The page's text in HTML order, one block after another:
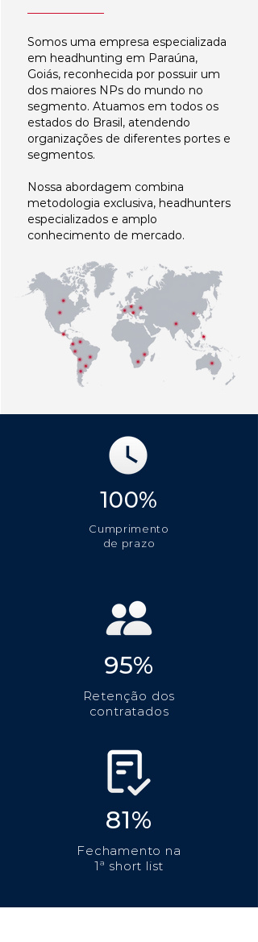
Somos uma empresa especializada
em headhunting em Paraúna,
Goiás, reconhecida por possuir um
dos maiores NPs do mundo no
segmento. Atuamos em todos os
estados do Brasil, atendendo
organizações de diferentes portes e
segmentos.
Nossa abordagem combina
metodologia exclusiva, headhunters
especializados e amplo
conhecimento de mercado.
100%
Cumprimento
de prazo
95%
Retenção dos
contratados
81%
Fechamento na
1ª short list